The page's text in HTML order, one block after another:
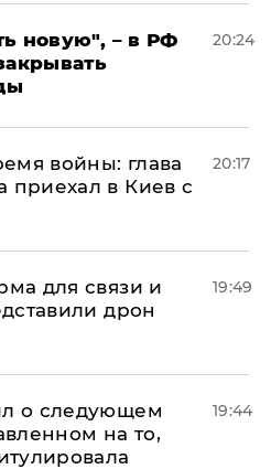
новую", – в РФ
20:24
войны: глава
в Киев с
20:17
для связи и
дрон
19:49
о следующем
на то,
19:44